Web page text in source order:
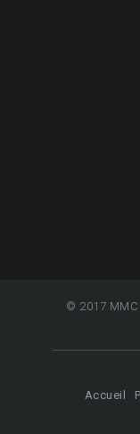
© 2017 MMC
Accueil